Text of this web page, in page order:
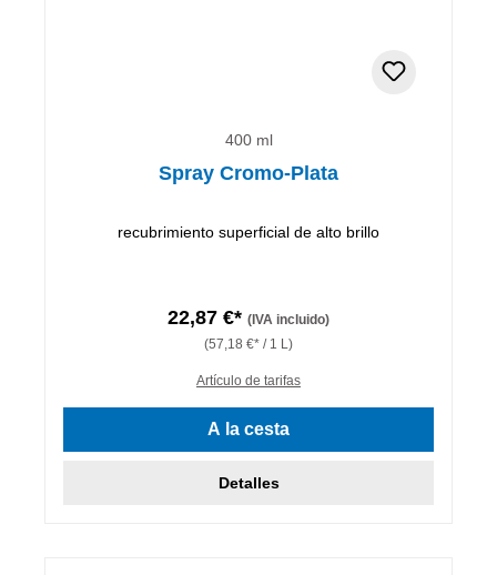
400 ml
Spray Cromo-Plata
recubrimiento superficial de alto brillo
22,87 €* (IVA incluido)
(57,18 €* / 1 L)
Artículo de tarifas
A la cesta
Detalles